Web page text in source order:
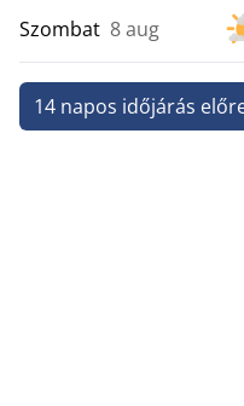
Szombat 8 aug
14 napos időjárás